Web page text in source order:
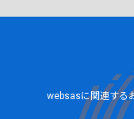
websasに関連する